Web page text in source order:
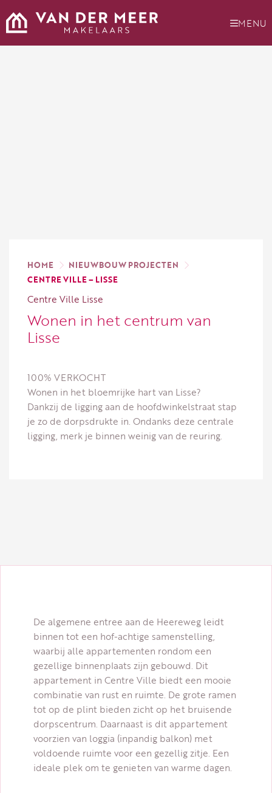
naar
de
MENU
HOME
NIEUWBOUW PROJECTEN
CENTRE VILLE – LISSE
Centre Ville Lisse
Wonen in het centrum van
Lisse
100% VERKOCHT
Wonen in het bloemrijke hart van Lisse?
Dankzij de ligging aan de hoofdwinkelstraat stap
je zo de dorpsdrukte in. Ondanks deze centrale
ligging, merk je binnen weinig van de reuring.
De algemene entree aan de Heereweg leidt
binnen tot een hof-achtige samenstelling,
waarbij alle appartementen rondom een
gezellige binnenplaats zijn gebouwd. Dit
appartement in Centre Ville biedt een mooie
combinatie van rust en ruimte. De grote ramen
tot op de plint bieden zicht op het bruisende
dorpscentrum. Daarnaast is dit appartement
voorzien van loggia (inpandig balkon) met
voldoende ruimte voor een gezellig zitje. Een
ideale plek om te genieten van warme dagen.